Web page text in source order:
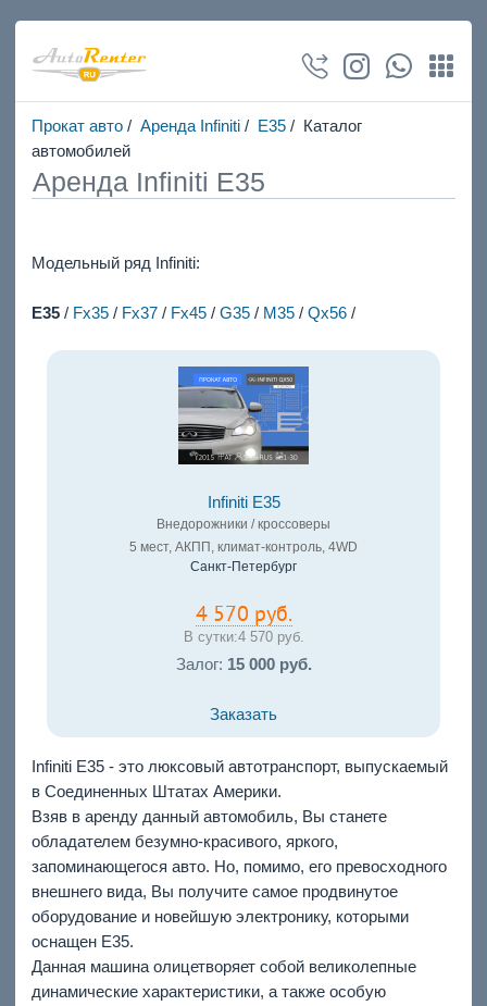
Прокат авто/ Аренда Infiniti/ E35/ Каталог
автомобилей
Аренда Infiniti E35
Модельный ряд Infiniti:
E35/ Fx35/ Fx37/ Fx45/ G35/ M35/ Qx56/
Infiniti E35
Внедорожники / кроссоверы
5 мест, АКПП, климат-контроль, 4WD
Санкт-Петербург
4 570 руб.
В сутки:4 570 руб.
Залог: 15 000 руб.
Заказать
Infiniti E35 - это люксовый автотранспорт, выпускаемый
в Соединенных Штатах Америки.
Взяв в аренду данный автомобиль, Вы станете
обладателем безумно-красивого, яркого,
запоминающегося авто. Но, помимо, его превосходного
внешнего вида, Вы получите самое продвинутое
оборудование и новейшую электронику, которыми
оснащен E35.
Данная машина олицетворяет собой великолепные
динамические характеристики, а также особую